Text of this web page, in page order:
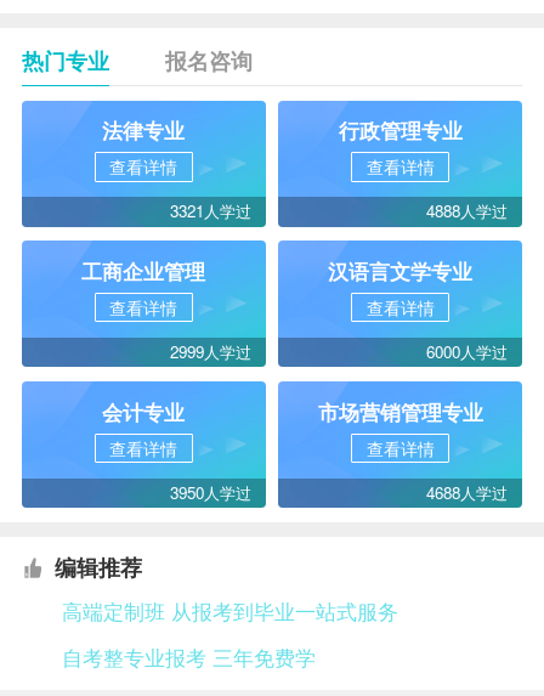
热门专业 报名咨询
法律专业
查看详情
3321人学过
行政管理专业
查看详情
4888人学过
工商企业管理
查看详情
2999人学过
汉语言文学专业
查看详情
6000人学过
会计专业
查看详情
3950人学过
市场营销管理专业
查看详情
4688人学过
编辑推荐
高端定制班 从报考到毕业一站式服务
自考整专业报考 三年免费学